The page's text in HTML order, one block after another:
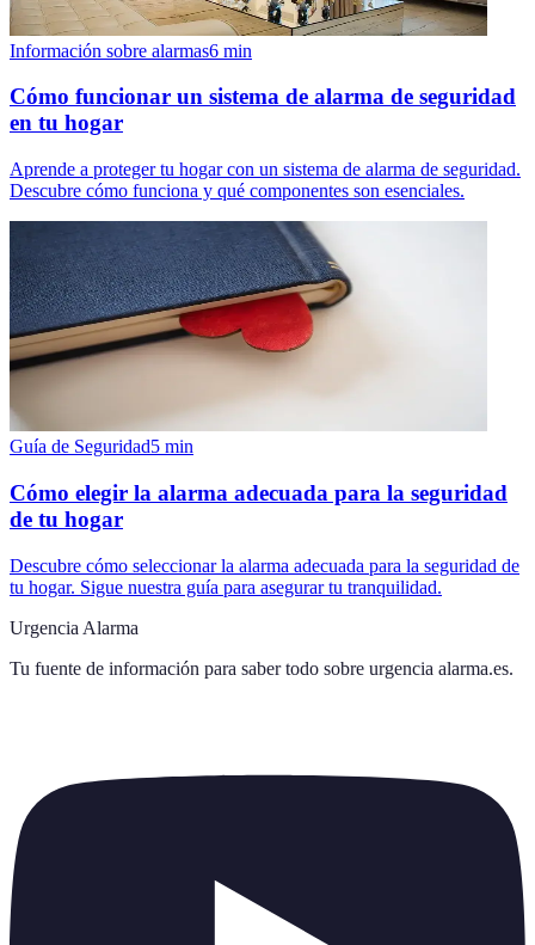
Información sobre alarmas6 min
Cómo funcionar un sistema de alarma de seguridad
en tu hogar
Aprende a proteger tu hogar con un sistema de alarma de seguridad.
Descubre cómo funciona y qué componentes son esenciales.
Guía de Seguridad5 min
Cómo elegir la alarma adecuada para la seguridad
de tu hogar
Descubre cómo seleccionar la alarma adecuada para la seguridad de
tu hogar. Sigue nuestra guía para asegurar tu tranquilidad.
Urgencia Alarma
Tu fuente de información para saber todo sobre urgencia alarma.es.